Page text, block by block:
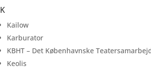
K
Kailow
Karburator
KBHT – Det Københavnske
Keolis